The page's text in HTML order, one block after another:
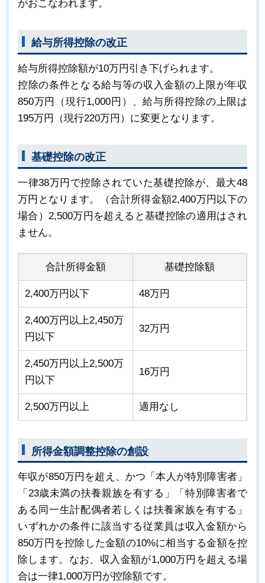
がおこなわれます。
給与所得控除の改正
給与所得控除額が10万円引き下げられます。
控除の条件となる給与等の収入金額の上限が年収
850万円（現行1,000円）、給与所得控除の上限は
195万円（現行220万円）に変更となります。
基礎控除の改正
一律38万円で控除されていた基礎控除が、最大48
万円となります。（合計所得金額2,400万円以下の
場合）2,500万円を超えると基礎控除の適用はされ
ません。
合計所得金額 基礎控除額
2,400万円以下 48万円
2,400万円以上2,450万
円以下
32万円
2,450万円以上2,500万
円以下
16万円
2,500万円以上 適用なし
所得金額調整控除の創設
年収が850万円を超え、かつ「本人が特別障害者」
「23歳未満の扶養親族を有する」「特別障害者で
ある同一生計配偶者若しくは扶養家族を有する」
いずれかの条件に該当する従業員は収入金額から
850万円を控除した金額の10%に相当する金額を控
除します。なお、収入金額が1,000万円を超える場
合は一律1,000万円が控除額です。